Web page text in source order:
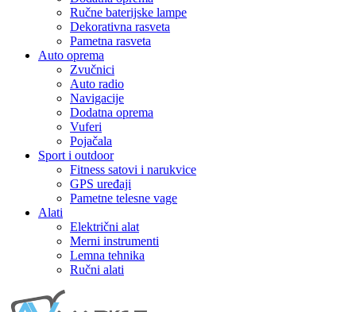
Ručne baterijske lampe
Dekorativna rasveta
Pametna rasveta
Auto oprema
Zvučnici
Auto radio
Navigacije
Dodatna oprema
Vuferi
Pojačala
Sport i outdoor
Fitness satovi i narukvice
GPS uređaji
Pametne telesne vage
Alati
Električni alat
Merni instrumenti
Lemna tehnika
Ručni alati